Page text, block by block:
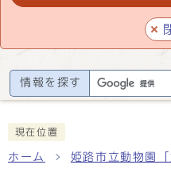
情報を探す
現在位置
ホーム 姫路市立動物園